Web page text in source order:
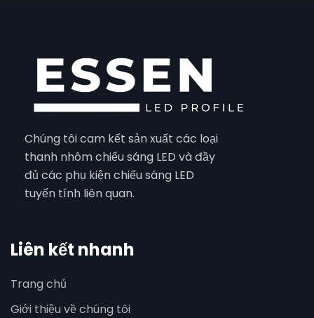
Chúng tôi cam kết sản xuất các loại
thanh nhôm chiếu sáng LED và đầy
đủ các phụ kiện chiếu sáng LED
tuyến tính liên quan.
Liên kết nhanh
Trang chủ
Giới thiệu về chúng tôi